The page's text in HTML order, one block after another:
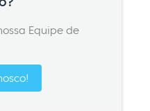
Equipe de